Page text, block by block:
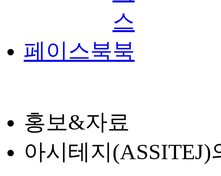
페이스북
홍보&자료
아시테지